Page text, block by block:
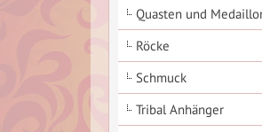
Quasten und
Röcke
Schmuck
Tribal Anhänger